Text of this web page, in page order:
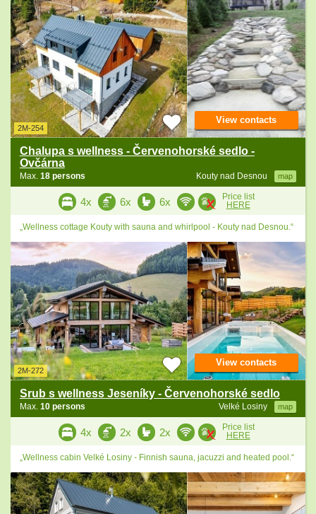
2M-254
Chalupa s wellness - Červenohorské sedlo -
Ovčárna
Kouty nad Desnou map
Max. 18 persons
View contacts
4x 6x 6x
Price list
HERE
„Wellness cottage Kouty with sauna and whirlpool - Kouty nad Desnou.“
2M-272
Srub s wellness Jeseníky - Červenohorské sedlo
Velké Losiny map
Max. 10 persons
View contacts
4x 2x 2x
Price list
HERE
„Wellness cabin Velké Losiny - Finnish sauna, jacuzzi and heated pool.“